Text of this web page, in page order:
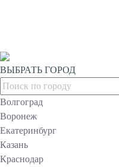
ВЫБРАТЬ ГОРОД
Волгоград
Воронеж
Екатеринбург
Казань
Краснодар